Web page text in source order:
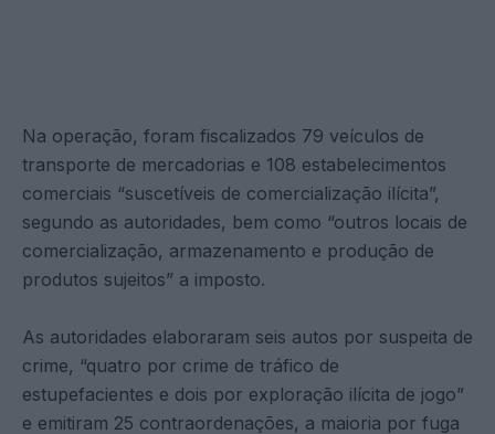
Na operação, foram fiscalizados 79 veículos de
transporte de mercadorias e 108 estabelecimentos
comerciais “suscetíveis de comercialização ilícita”,
segundo as autoridades, bem como “outros locais de
comercialização, armazenamento e produção de
produtos sujeitos” a imposto.
As autoridades elaboraram seis autos por suspeita de
crime, “quatro por crime de tráfico de
estupefacientes e dois por exploração ilícita de jogo”
e emitiram 25 contraordenações, a maioria por fuga